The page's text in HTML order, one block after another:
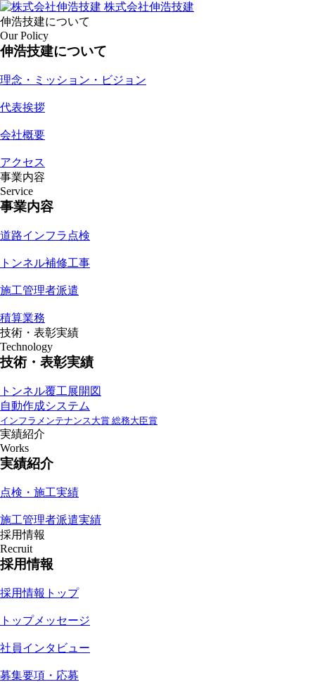
株式会社伸浩技建
伸浩技建について
Our Policy
伸浩技建について
理念・ミッション・ビジョン
代表挨拶
会社概要
アクセス
事業内容
Service
事業内容
道路インフラ点検
トンネル補修工事
施工管理者派遣
積算業務
技術・表彰実績
Technology
技術・表彰実績
トンネル覆工展開図
自動作成システム
インフラメンテナンス大賞 総務大臣賞
実績紹介
Works
実績紹介
点検・施工実績
施工管理者派遣実績
採用情報
Recruit
採用情報
採用情報トップ
トップメッセージ
社員インタビュー
募集要項・応募